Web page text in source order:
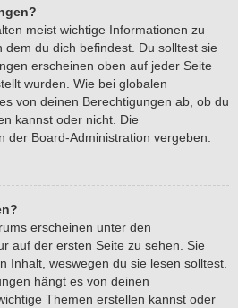
meist wichtige Informationen zu
du dich befindest. Du solltest sie
erscheinen oben auf jeder Seite
wurden. Wie bei globalen
von deinen Berechtigungen ab, ob du
kannst oder nicht. Die
der Board-Administration vergeben.
erscheinen unter den
auf der ersten Seite zu sehen. Sie
Inhalt, weswegen du sie lesen solltest.
hängt es von deinen
Themen erstellen kannst oder